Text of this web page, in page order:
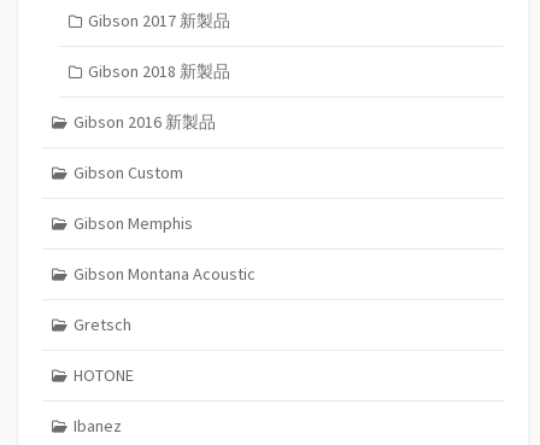
Gibson 2017 新製品
Gibson 2018 新製品
Gibson 2016 新製品
Gibson Custom
Gibson Memphis
Gibson Montana Acoustic
Gretsch
HOTONE
Ibanez